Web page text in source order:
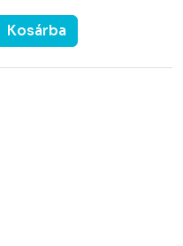
Kosárba